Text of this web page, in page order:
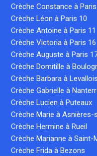
Crèche Constance à
Crèche Léon à Paris 10
Crèche Antoine à Paris 11
Crèche Victoria à Paris 16
Crèche Auguste à Paris
Crèche Domitille à
Crèche Barbara à
Crèche Gabrielle à
Crèche Lucien à Puteaux
Crèche Marie à Asnières-
Crèche Hermine à Rueil
Crèche Marianne à Saint-
Crèche Frida à Bezons